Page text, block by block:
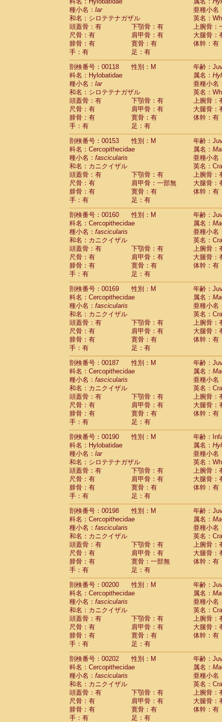
種小名： lar
亜種小名
和名：シロテテナガザル
英名：
頭蓋骨：有
下顎骨：有
上腕骨：
尺骨：有
肩甲骨：有
大腿骨：
腓骨：有
寛骨：有
体幹：有
手：有
足：有
剖検番号：00118
性別：M
年齢：
科名：Hylobatidae
属名：
種小名： lar
亜種小名
和名：シロテテナガザル
英名：
頭蓋骨：有
下顎骨：有
上腕骨：
尺骨：有
肩甲骨：有
大腿骨：
腓骨：有
寛骨：有
体幹：有
手：有
足：有
剖検番号：00153
性別：M
年齢：
科名：Cercopithecidae
属名：
種小名： fascicularis
亜種小名
和名：カニクイザル
英名：
頭蓋骨：有
下顎骨：有
上腕骨：
尺骨：有
肩甲骨：一部無
大腿骨：
腓骨：有
寛骨：有
体幹：有
手：有
足：有
剖検番号：00160
性別：M
年齢：
科名：Cercopithecidae
属名：
種小名： fascicularis
亜種小名
和名：カニクイザル
英名：
頭蓋骨：有
下顎骨：有
上腕骨：
尺骨：有
肩甲骨：有
大腿骨：
腓骨：有
寛骨：有
体幹：有
手：有
足：有
剖検番号：00169
性別：M
年齢：
科名：Cercopithecidae
属名：
種小名： fascicularis
亜種小名
和名：カニクイザル
英名：
頭蓋骨：有
下顎骨：有
上腕骨：
尺骨：有
肩甲骨：有
大腿骨：
腓骨：有
寛骨：有
体幹：有
手：有
足：有
剖検番号：00187
性別：M
年齢：
科名：Cercopithecidae
属名：
種小名： fascicularis
亜種小名
和名：カニクイザル
英名：
頭蓋骨：有
下顎骨：有
上腕骨：
尺骨：有
肩甲骨：有
大腿骨：
腓骨：有
寛骨：有
体幹：有
手：有
足：有
剖検番号：00190
性別：M
年齢：
科名：Hylobatidae
属名：
種小名： lar
亜種小名
和名：シロテテナガザル
英名：
頭蓋骨：有
下顎骨：有
上腕骨：
尺骨：有
肩甲骨：有
大腿骨：
腓骨：有
寛骨：有
体幹：有
手：有
足：有
剖検番号：00198
性別：M
年齢：
科名：Cercopithecidae
属名：
種小名： fascicularis
亜種小名
和名：カニクイザル
英名：
頭蓋骨：有
下顎骨：有
上腕骨：
尺骨：有
肩甲骨：有
大腿骨：
腓骨：有
寛骨：一部無
体幹：有
手：有
足：有
剖検番号：00200
性別：M
年齢：
科名：Cercopithecidae
属名：
種小名： fascicularis
亜種小名
和名：カニクイザル
英名：
頭蓋骨：有
下顎骨：有
上腕骨：
尺骨：有
肩甲骨：有
大腿骨：
腓骨：有
寛骨：有
体幹：有
手：有
足：有
剖検番号：00202
性別：M
年齢：
科名：Cercopithecidae
属名：
種小名： fascicularis
亜種小名
和名：カニクイザル
英名：
頭蓋骨：有
下顎骨：有
上腕骨：
尺骨：有
肩甲骨：有
大腿骨：
腓骨：有
寛骨：有
体幹：有
手：有
足：有